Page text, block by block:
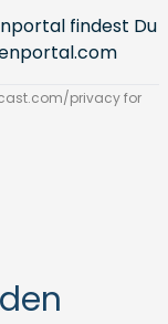
findest Du
privacyfor